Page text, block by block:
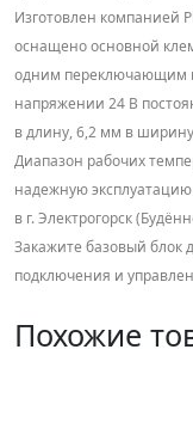
Изготовлен компанией
оснащено основной
одним переключающим
напряжении 24 В
в длину, 6,2 мм в
Диапазон рабочих
надежную
в г. Электрогорск
Закажите базовый блок
подключения и
Похожие